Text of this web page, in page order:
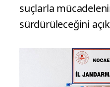
suçlarla
sürdürüleceğini